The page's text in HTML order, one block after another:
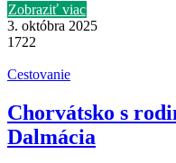
Zobraziť viac
3. októbra 2025
1722
Cestovanie
Chorvátsko s
Dalmácia